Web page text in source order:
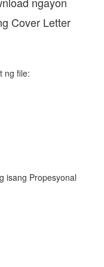
Cover Letter
ng file:
isang Propesyonal